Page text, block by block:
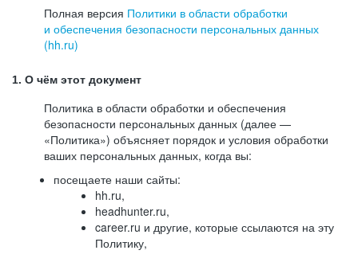
Полная версия Политики в области обработки
и обеспечения безопасности персональных данных
(hh.ru)
1. О чём этот документ
Политика в области обработки и обеспечения
безопасности персональных данных (далее —
«Политика») объясняет порядок и условия обработки
ваших персональных данных, когда вы:
посещаете наши сайты:
hh.ru,
headhunter.ru,
career.ru и другие, которые ссылаются на эту
Политику,